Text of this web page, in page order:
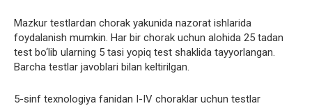
Mazkur testlardan chorak yakunida nazorat ishlarida
foydalanish mumkin. Har bir chorak uchun alohida 25 tadan
test bo‘lib ularning 5 tasi yopiq test shaklida tayyorlangan.
Barcha testlar javoblari bilan keltirilgan.
5-sinf texnologiya fanidan I-IV choraklar uchun testlar